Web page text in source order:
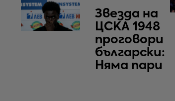
Звезда на
ЦСКА 1948
проговори
български:
Няма пари